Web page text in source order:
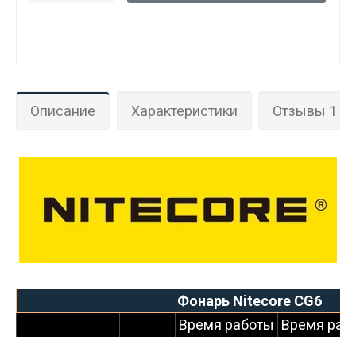
Описание Характеристики Отзывы 1
Фонарь Nitecore CG6
Время работы Время